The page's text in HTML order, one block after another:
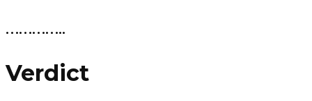
…………..
Verdict